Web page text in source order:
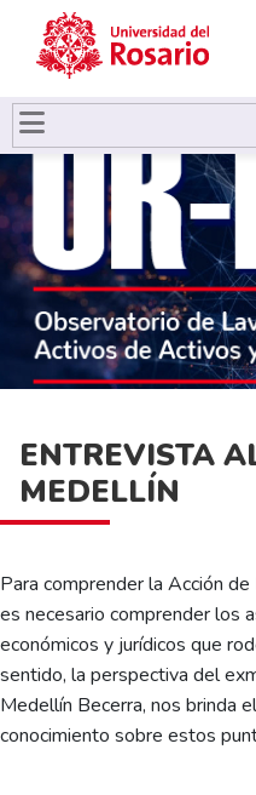
Pasar al contenido principal
ENTREVISTA
MEDELLÍN
Para comprender la Acción
es necesario comprender los
económicos y jurídicos que
sentido, la perspectiva del
Medellín Becerra, nos brinda
conocimiento sobre estos